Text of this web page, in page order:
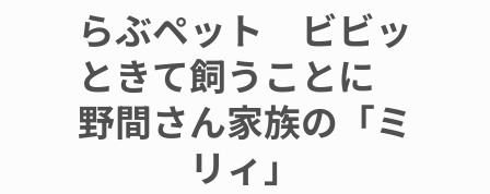
らぶペット ビビッ
ときて飼うことに
野間さん家族の「ミ
リィ」